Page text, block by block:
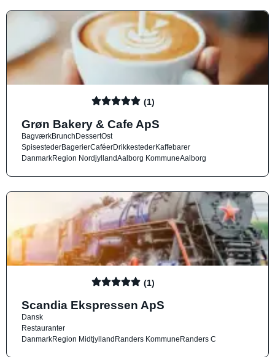
(1)
Grøn Bakery & Cafe ApS
BagværkBrunchDessertOst
SpisestederBagerierCaféerDrikkestederKaffebarer
DanmarkRegion NordjyllandAalborg KommuneAalborg
(1)
Scandia Ekspressen ApS
Dansk
Restauranter
DanmarkRegion MidtjyllandRanders KommuneRanders C